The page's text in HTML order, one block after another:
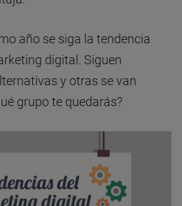
año se siga la tendencia
digital. Siguen
y otras se van
grupo te quedarás?